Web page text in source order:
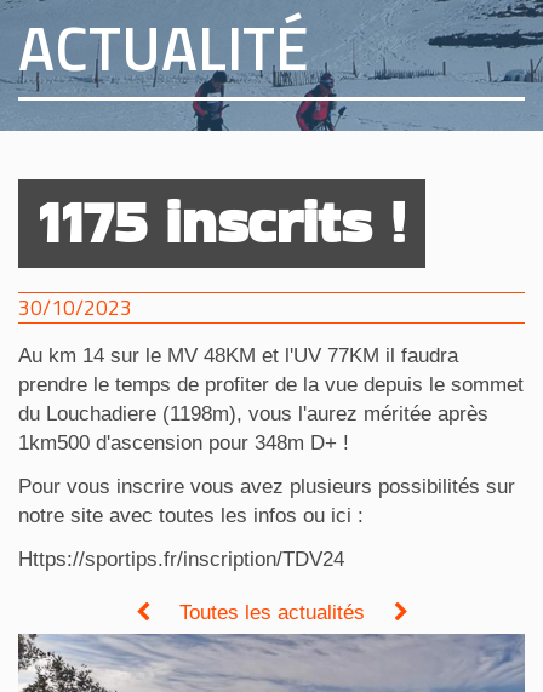
ACTUALITÉ
1175 inscrits !
30/10/2023
Au km 14 sur le MV 48KM et l'UV 77KM il faudra
prendre le temps de profiter de la vue depuis le sommet
du Louchadiere (1198m), vous l'aurez méritée après
1km500 d'ascension pour 348m D+ !
Pour vous inscrire vous avez plusieurs possibilités sur
notre site avec toutes les infos ou ici :
Https://sportips.fr/inscription/TDV24
Toutes les actualités